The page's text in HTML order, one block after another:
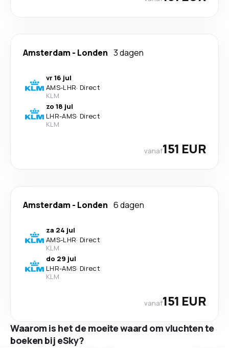
Amsterdam - Londen 3 dagen
vr 16 jul
AMS-LHR· Direct
KLM
zo 18 jul
LHR-AMS· Direct
KLM
vanaf151 EUR
Amsterdam - Londen 6 dagen
za 24 jul
AMS-LHR· Direct
KLM
do 29 jul
LHR-AMS· Direct
KLM
vanaf151 EUR
Waarom is het de moeite waard om vluchten te
boeken bij eSky?